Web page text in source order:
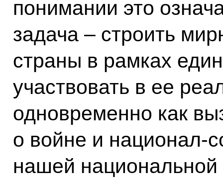
понимании это
задача – строить
страны в рамках
участвовать в ее
одновременно как
о войне и национал-
нашей национальной